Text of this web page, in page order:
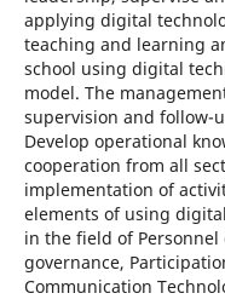
applying digital
teaching and learning
school using digital
model. The
supervision and follow-
Develop operational
cooperation from all
implementation of
elements of using
in the field of
governance,
Communication